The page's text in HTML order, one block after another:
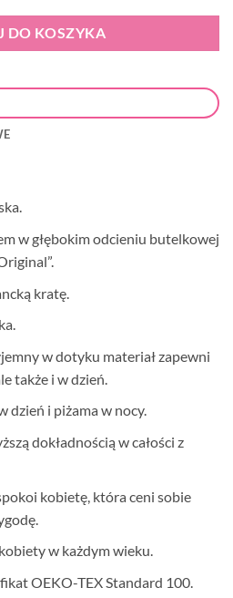
DO KOSZYKA
w głębokim odcieniu butelkowej
kratę.
w dotyku materiał zapewni
także i w dzień.
dzień i piżama w nocy.
dokładnością w całości z
kobietę, która ceni sobie
w każdym wieku.
OEKO-TEX Standard 100.